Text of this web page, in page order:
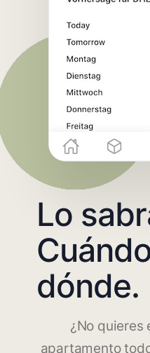
Lo
dónde.
¿No quieres
apartamento